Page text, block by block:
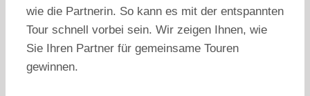
wie die Partnerin. So kann es mit der entspannten
Tour schnell vorbei sein. Wir zeigen Ihnen, wie
Sie Ihren Partner für gemeinsame Touren
gewinnen.